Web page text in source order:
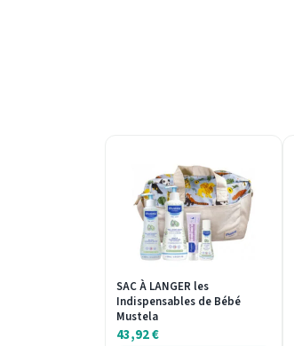
SAC À LANGER les
Indispensables de Bébé
Mustela
43,92€